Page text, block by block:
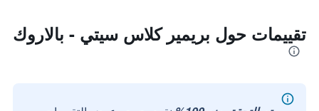
تقييمات حول بريمير كلاس سيتي - بالاروك